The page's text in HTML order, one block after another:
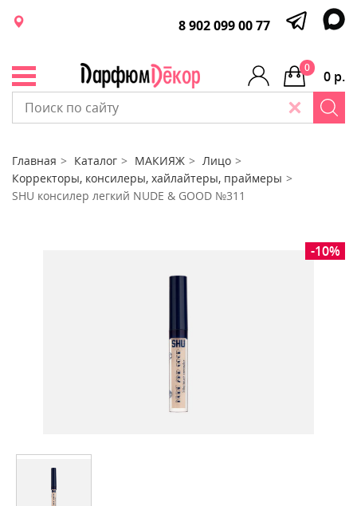
8 902 099 00 77
0 р.
0
Главная Каталог МАКИЯЖ
Лицо
Корректоры, консилеры, хайлайтеры, праймеры
SHU консилер легкий NUDE & GOOD №311
-10%